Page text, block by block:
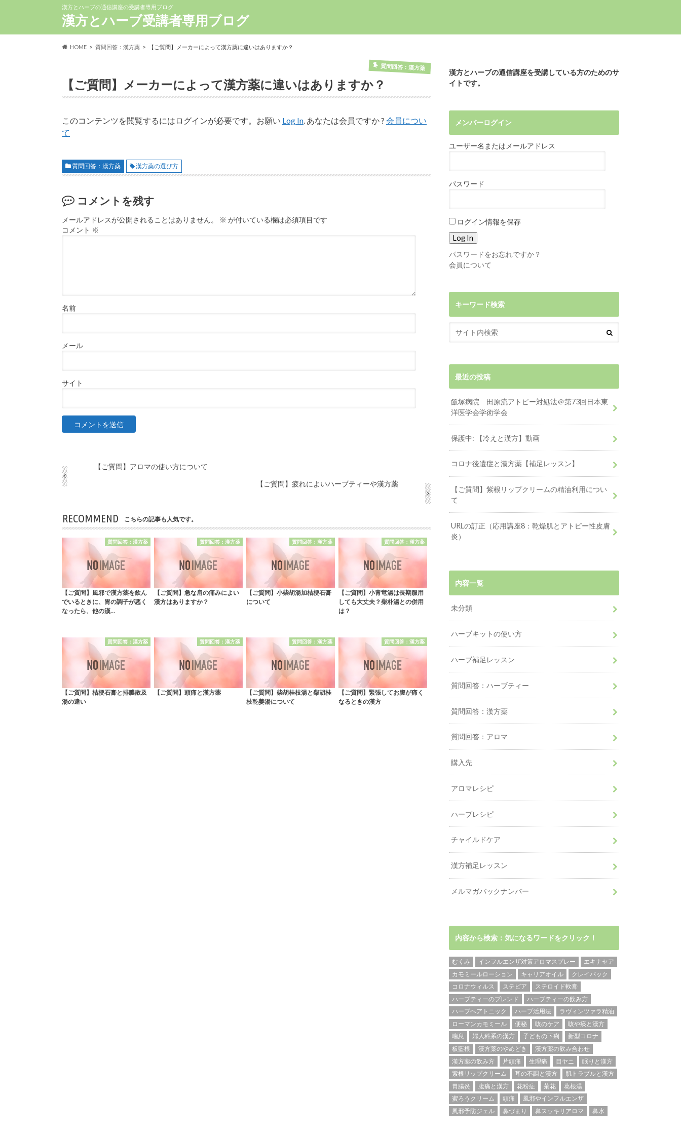
漢方とハーブの通信講座の受講者専用ブログ
漢方とハーブ受講者専用ブログ
HOME 質問回答：漢方薬 【ご質問】メーカーによって漢方薬に違いはありますか？
質問回答：漢方薬
【ご質問】メーカーによって漢方薬に違いはありますか？
このコンテンツを閲覧するにはログインが必要です。お願い Log In . あなたは会員ですか ? 会員につい
て
質問回答：漢方薬 漢方薬の選び方
コメントを残す
メールアドレスが公開されることはありません。 ※ が付いている欄は必須項目です
コメント ※
名前
メール
サイト
【ご質問】アロマの使い方について
【ご質問】疲れによいハーブティーや漢方薬
RECOMMEND こちらの記事も人気です。
質問回答：漢方薬
【ご質問】風邪で漢方薬を飲ん
でいるときに、胃の調子が悪く
なったら、他の漢…
質問回答：漢方薬
【ご質問】急な肩の痛みによい
漢方はありますか？
質問回答：漢方薬
【ご質問】小柴胡湯加桔梗石膏
について
質問回答：漢方薬
【ご質問】小青竜湯は長期服用
しても大丈夫？柴朴湯との併用
は？
質問回答：漢方薬
【ご質問】桔梗石膏と排膿散及
湯の違い
質問回答：漢方薬
【ご質問】頭痛と漢方薬
質問回答：漢方薬
【ご質問】柴胡桂枝湯と柴胡桂
枝乾姜湯について
質問回答：漢方薬
【ご質問】緊張してお腹が痛く
なるときの漢方
漢方とハーブの通信講座を受講している方のためのサ
イトです。
メンバーログイン
ユーザー名またはメールアドレス
パスワード
ログイン情報を保存
パスワードをお忘れですか？
会員について
キーワード検索
最近の投稿
飯塚病院 田原流アトピー対処法＠第73回日本東
洋医学会学術学会
保護中: 【冷えと漢方】動画
コロナ後遺症と漢方薬【補足レッスン】
【ご質問】紫根リップクリームの精油利用につい
て
URLの訂正（応用講座8：乾燥肌とアトピー性皮膚
炎）
内容一覧
未分類
ハーブキットの使い方
ハーブ補足レッスン
質問回答：ハーブティー
質問回答：漢方薬
質問回答：アロマ
購入先
アロマレシピ
ハーブレシピ
チャイルドケア
漢方補足レッスン
メルマガバックナンバー
内容から検索：気になるワードをクリック！
むくみ インフルエンザ対策アロマスプレー
エキナセア
カモミールローション
キャリアオイル
クレイパック
コロナウィルス
ステビア
ステロイド軟膏
ハーブティーのブレンド
ハーブティーの飲み方
ハーブヘアトニック
ハーブ活用法
ラヴィンツァラ精油
ローマンカモミール
便秘 咳のケア
咳や痰と漢方
喘息
婦人科系の漢方 子どもの下痢
新型コロナ
板藍根
漢方薬のやめどき
漢方薬の飲み合わせ
漢方薬の飲み方
片頭痛 生理痛 目ヤニ
眠りと漢方
紫根リップクリーム
耳の不調と漢方
肌トラブルと漢方
胃腸炎
腹痛と漢方 花粉症 菊花
葛根湯
蜜ろうクリーム
頭痛
風邪やインフルエンザ
風邪予防ジェル
鼻づまり 鼻スッキリアロマ 鼻水